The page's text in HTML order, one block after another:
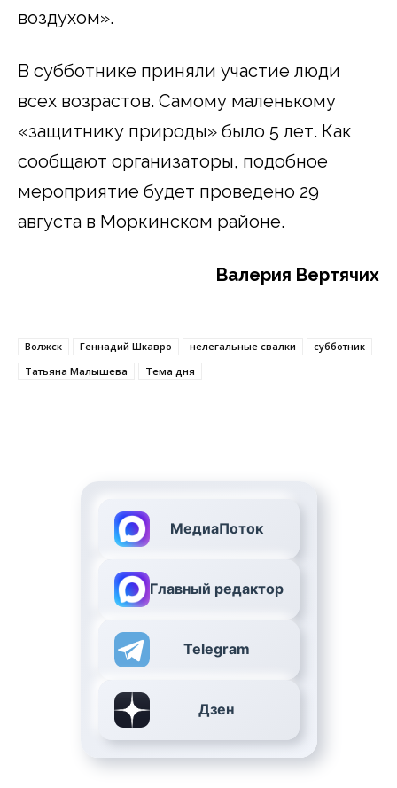
воздухом».
В субботнике приняли участие люди
всех возрастов. Самому маленькому
«защитнику природы» было 5 лет. Как
сообщают организаторы, подобное
мероприятие будет проведено 29
августа в Моркинском районе.
Валерия Вертячих
Волжск Геннадий Шкавро нелегальные свалки
субботник
Татьяна Малышева
Тема дня
МедиаПоток
Главный редактор
Telegram
Дзен